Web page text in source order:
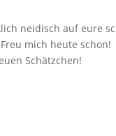
neidisch auf eure
mich heute schon!
Schätzchen!